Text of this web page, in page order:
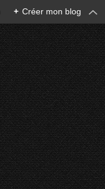
+ Créer mon blog